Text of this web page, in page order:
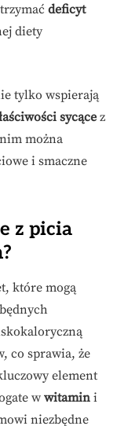
deficyt
diety
tylko wspierają
sycące z
można
i smaczne
z picia
które mogą
co sprawia, że
element
w witamin i
niezbędne